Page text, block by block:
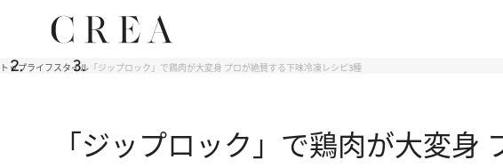
トップライフスタイル 「ジップロック」で鶏肉が大変身 プロが絶賛する下味冷凍レシピ3種
「ジップロック」で鶏肉が大変